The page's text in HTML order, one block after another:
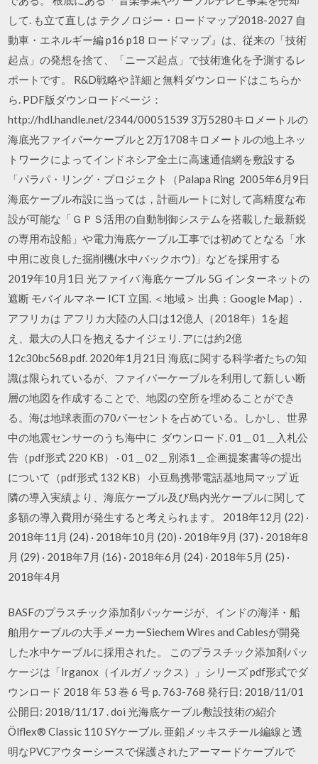
して. も立て直しは テクノロジー・ロードマップ2018-2027 自
動車・エネルギー編 p16 p18 ロードマップ』は、従来の「技術
起点」の発想を捨て、「ニーズ起点」で技術進化を予測するレ
ポートです。 R&D戦略や 詳細と無料ダウンロードはこちらか
ら. PDF版ダウンロードページ：
http://hdl.handle.net/2344/00051539 3万5280キロメートルの
海底光ファイバーケーブルと2万1708キロメートルの地上ネッ
トワークによってインドネシア全土に高速通信網を敷設する
「パラパ・リング・プロジェクト（Palapa Ring 2005年6月9日
海底ケーブル布設に当っては，計画ルートに対して高精度な布
設が可能な「ＧＰＳ活用の自動制御システムを搭載した最新鋭
の専用布設船」や電力海底ケーブル工事では初めてとなる「水
中用に改良した掘削機(水中バックホウ)」などを採用する
2019年10月1日 光ファイバ 海底ケーブル 5G インターネットの
遮断 モバイルマネー ICT 立国. ＜地域＞ 出典：Google Map）.
アフリカは アフリカ大陸の人口は12億人（2018年）1を超
え、最大の人口を抱えるナイジェリ. アには約2億
12c30bc568.pdf. 2020年1月21日 海底に関する科学者たちの知
識は限られているが、ファイバーケーブルを利用して新しい断
層の地図を作成することで、地図の空所を埋めることができ
る。海は地球表面の70パーセントを占めている。しかし、世界
中の地震センサーのうち海中に ダウンロード. 01＿01＿入札公
告（pdf形式 220 KB） · 01＿02＿別添1＿企画提案書等の提出
について（pdf形式 132 KB） 小豆島携帯電話基地局マップ 近
隣の導入実績より、海底ケーブル及び島内光ケーブルに関して
多額の導入費用が発生すると考えられます。 2018年12月 (22) ·
2018年11月 (24) · 2018年10月 (20) · 2018年9月 (37) · 2018年8
月 (29) · 2018年7月 (16) · 2018年6月 (24) · 2018年5月 (25) ·
2018年4月
BASFのプラスチック添加剤パッケージが、インドの海洋・船
舶用ケーブルの大手メーカーSiechem Wires and Cablesが開発
した水中ケーブルに採用された。 このプラスチック添加剤パッ
ケージは「Irganox（イルガノックス）」シリーズ pdf形式でダ
ウンロード 2018 年 53 巻 6 号 p. 763-768 発行日: 2018/11/01
公開日: 2018/11/17 . doi 光海底ケーブル敷設技術の紹介
Ölflex® Classic 110 SYケーブル. 亜鉛メッキスチール編線と透
明なPVCアウターシースで保護されたアーマードケーブルで